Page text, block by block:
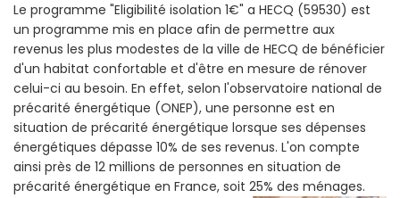
Le programme "Eligibilité isolation 1€" a HECQ (59530) est
un programme mis en place afin de permettre aux
revenus les plus modestes de la ville de HECQ de bénéficier
d'un habitat confortable et d'être en mesure de rénover
celui-ci au besoin. En effet, selon l'observatoire national de
précarité énergétique (ONEP), une personne est en
situation de précarité énergétique lorsque ses dépenses
énergétiques dépasse 10% de ses revenus. L'on compte
ainsi près de 12 millions de personnes en situation de
précarité énergétique en France, soit 25% des ménages.